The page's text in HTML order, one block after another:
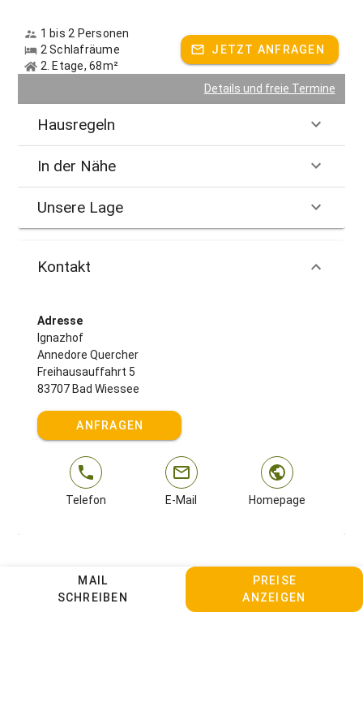
MAIL
SCHREIBEN
PREISE
ANZEIGEN
1 bis 2 Personen
2 Schlafräume
2. Etage, 68m²
JETZT ANFRAGEN
Details und freie Termine
Hausregeln
In der Nähe
Unsere Lage
Kontakt
Adresse
Ignazhof
Annedore Quercher
Freihausauffahrt 5
83707 Bad Wiessee
ANFRAGEN
Telefon E-Mail Homepage